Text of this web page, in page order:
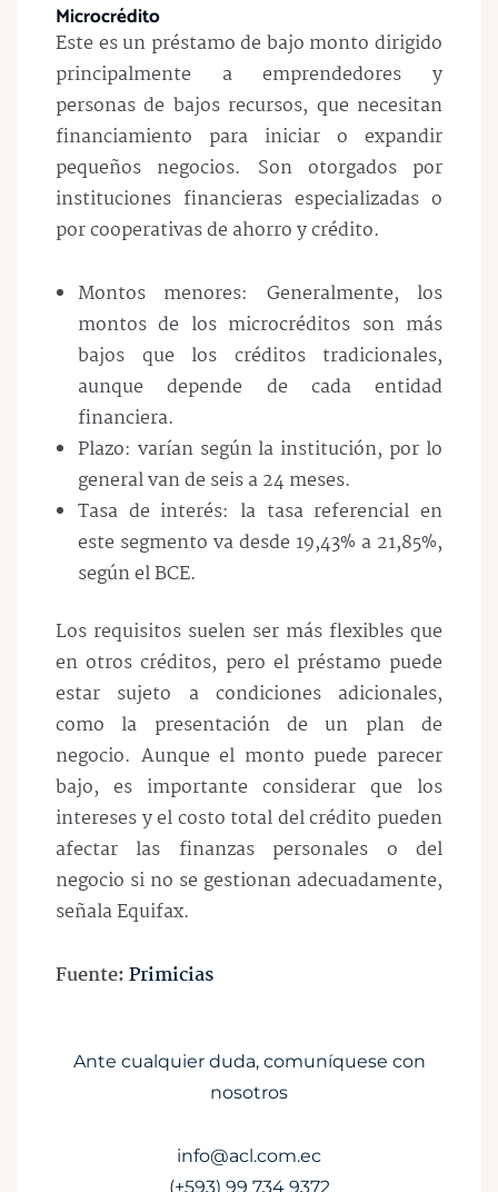
Microcrédito
Este es un préstamo de bajo monto dirigido
principalmente a emprendedores y
personas de bajos recursos, que necesitan
financiamiento para iniciar o expandir
pequeños negocios. Son otorgados por
instituciones financieras especializadas o
por cooperativas de ahorro y crédito.
Montos menores: Generalmente, los
montos de los microcréditos son más
bajos que los créditos tradicionales,
aunque depende de cada entidad
financiera.
Plazo: varían según la institución, por lo
general van de seis a 24 meses.
Tasa de interés: la tasa referencial en
este segmento va desde 19,43% a 21,85%,
según el BCE.
Los requisitos suelen ser más flexibles que
en otros créditos, pero el préstamo puede
estar sujeto a condiciones adicionales,
como la presentación de un plan de
negocio. Aunque el monto puede parecer
bajo, es importante considerar que los
intereses y el costo total del crédito pueden
afectar las finanzas personales o del
negocio si no se gestionan adecuadamente,
señala Equifax.
Fuente:Primicias
Ante cualquier duda, comuníquese con
nosotros
info@acl.com.ec
(+593) 99 734 9372